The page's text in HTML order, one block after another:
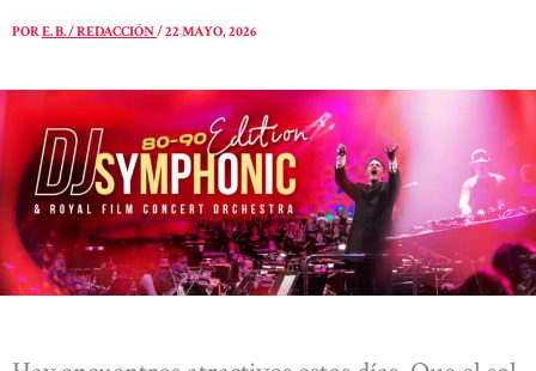
PORE. B. / REDACCIÓN/22 MAYO, 2026